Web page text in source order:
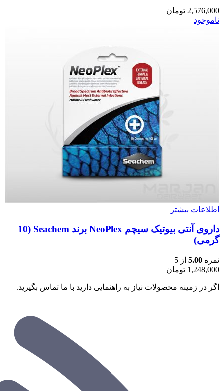
2,576,000 تومان
ناموجود
اطلاعات بیشتر
داروی آنتی بیوتیک سیچم NeoPlex برند Seachem (10
گرمی)
نمره 5.00 از 5
1,248,000 تومان
اگر در زمینه محصولات نیاز به راهنمایی دارید با ما تماس بگیرید.